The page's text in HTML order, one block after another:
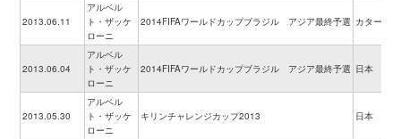
2013.06.11
アルベル
ト・ザッケ
ローニ
2014FIFAワールドカップブラジル アジア最終予選 カタール
2013.06.04
アルベル
ト・ザッケ
ローニ
2014FIFAワールドカップブラジル アジア最終予選 日本
2013.05.30
アルベル
ト・ザッケ
ローニ
キリンチャレンジカップ2013 日本